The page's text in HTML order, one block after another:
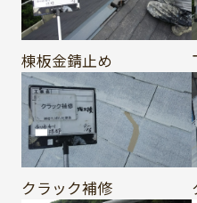
棟板金錆止め
クラック補修